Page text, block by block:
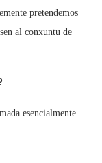
pretendemos
al conxuntu de
esencialmente